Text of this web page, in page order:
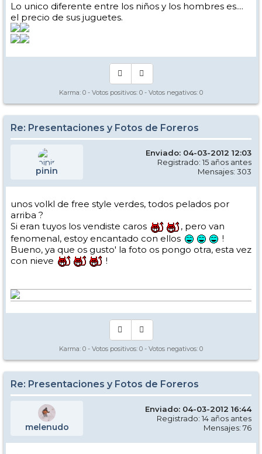
Lo unico diferente entre los niños y los hombres es....
el precio de sus juguetes.
Karma: 0 - Votos positivos: 0 - Votos negativos: 0
Re: Presentaciones y Fotos de Foreros
pinin
Enviado: 04-03-2012 12:03
Registrado: 15 años antes
Mensajes: 303
unos volkl de free style verdes, todos pelados por
arriba ?
Si eran tuyos los vendiste caros
, pero van
fenomenal, estoy encantado con ellos
!
Bueno, ya que os gusto' la foto os pongo otra, esta vez
con nieve
!
Karma: 0 - Votos positivos: 0 - Votos negativos: 0
Re: Presentaciones y Fotos de Foreros
melenudo
Enviado: 04-03-2012 16:44
Registrado: 14 años antes
Mensajes: 76